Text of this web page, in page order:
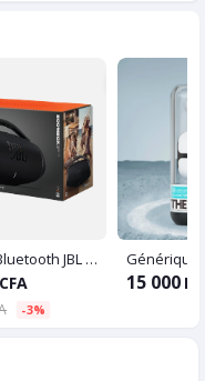
Enceinte Bluetooth JBL Boombox 3 – Son Puissant & Autonomie 24h
-3%
15 000